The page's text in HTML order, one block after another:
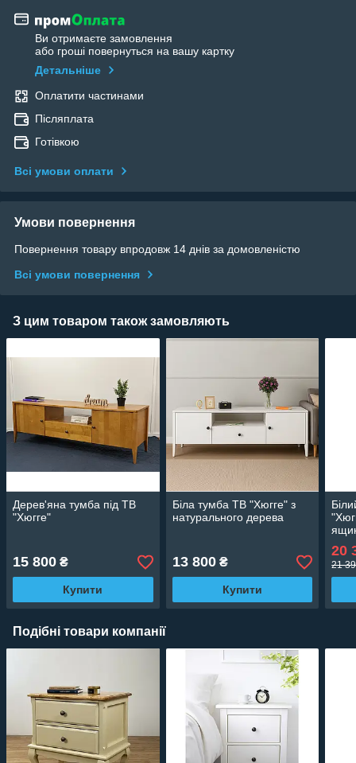
Ви отримаєте замовлення
або гроші повернуться на вашу картку
Детальніше
Оплатити частинами
Післяплата
Готівкою
Всі умови оплати
Умови повернення
Повернення товару впродовж 14 днів за домовленістю
Всі умови повернення
З цим товаром також замовляють
Дерев'яна тумба під ТВ
"Хюгге"
15 800 ₴
Купити
Біла тумба ТВ "Хюгге" з
натурального дерева
13 800₴
Купити
20
21
Подібні товари компанії